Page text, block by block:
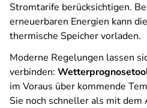
Stromtarife berücksichtigen.
erneuerbaren Energien kann
thermische Speicher vorladen.
Moderne Regelungen lassen
verbinden:
im Voraus über kommende
Sie noch schneller als mit